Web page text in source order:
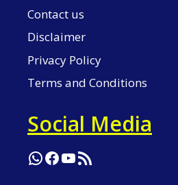
Contact us
Disclaimer
Privacy Policy
Terms and Conditions
Social Media
WhatsApp
Facebook
YouTube
RSS Feed